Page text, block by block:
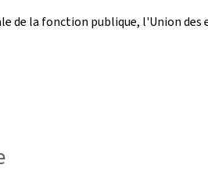
de la fonction publique, l'Union